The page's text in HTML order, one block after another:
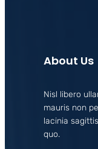
About Us
Nisl libero
mauris non
lacinia
quo.